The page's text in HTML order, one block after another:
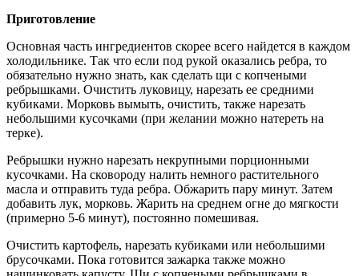
Приготовление
Основная часть ингредиентов скорее всего найдется в каждом
холодильнике. Так что если под рукой оказались ребра, то
обязательно нужно знать, как сделать щи с копчеными
ребрышками. Очистить луковицу, нарезать ее средними
кубиками. Морковь вымыть, очистить, также нарезать
небольшими кусочками (при желании можно натереть на
терке).
Ребрышки нужно нарезать некрупными порционными
кусочками. На сковороду налить немного растительного
масла и отправить туда ребра. Обжарить пару минут. Затем
добавить лук, морковь. Жарить на среднем огне до мягкости
(примерно 5-6 минут), постоянно помешивая.
Очистить картофель, нарезать кубиками или небольшими
брусочками. Пока готовится зажарка также можно